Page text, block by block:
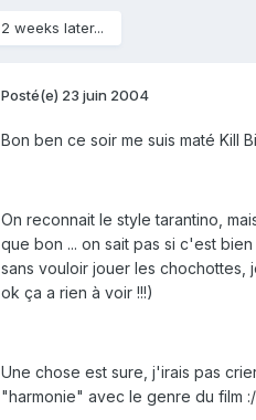
2 weeks later...
Posté(e) 23 juin 2004
Bon ben ce soir me suis maté Kill
On reconnait le style tarantino,
que bon ... on sait pas si c'est
sans vouloir jouer les
ok ça a rien à voir !!!)
Une chose est sure, j'irais pas
"harmonie" avec le genre du film :/